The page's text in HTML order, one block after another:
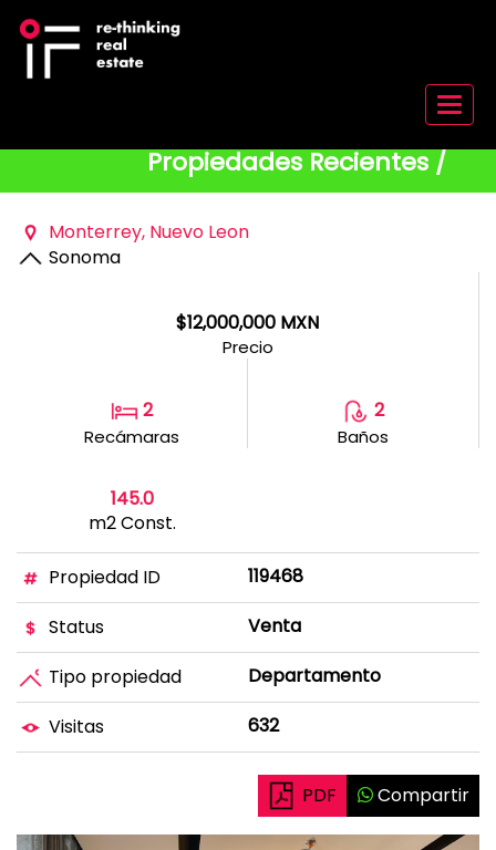
Menu
Propiedades Recientes /
Monterrey, Nuevo Leon
Sonoma
$12,000,000 MXN
Precio
2
Recámaras
2
Baños
145.0
m2 Const.
Propiedad ID
119468
Status
Venta
Tipo propiedad
Departamento
Visitas
632
Compartir
PDF